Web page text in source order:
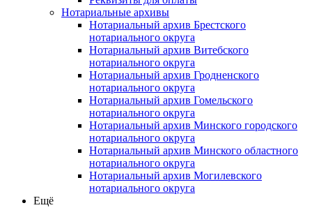
Нотариальные архивы
Нотариальный архив Брестского
нотариального округа
Нотариальный архив Витебского
нотариального округа
Нотариальный архив Гродненского
нотариального округа
Нотариальный архив Гомельского
нотариального округа
Нотариальный архив Минского городского
нотариального округа
Нотариальный архив Минского областного
нотариального округа
Нотариальный архив Могилевского
нотариального округа
Ещё